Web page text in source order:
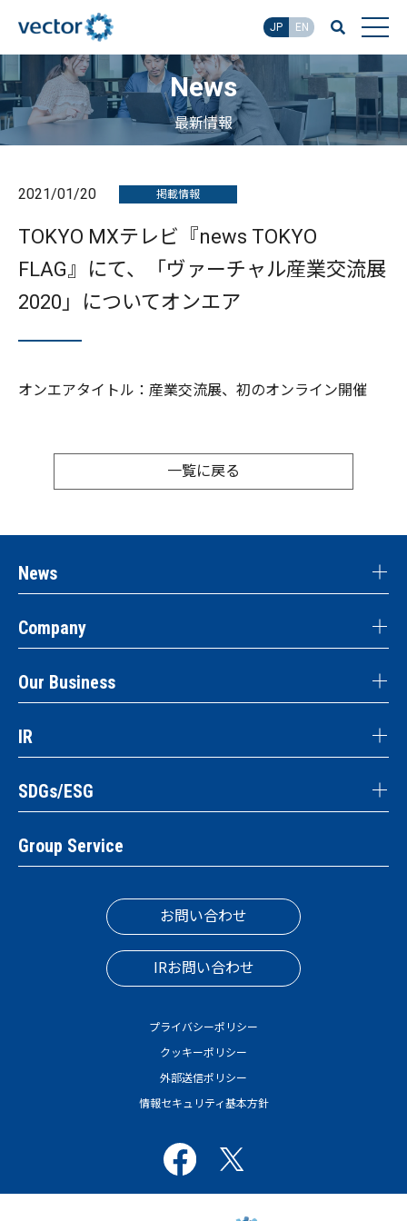
JP EN
News
最新情報
2021/01/20 掲載情報
TOKYO MXテレビ『news TOKYO
FLAG』にて、「ヴァーチャル産業交流展
2020」についてオンエア
オンエアタイトル：産業交流展、初のオンライン開催
一覧に戻る
News
Company
Our Business
IR
SDGs/ESG
Group Service
お問い合わせ
IRお問い合わせ
プライバシーポリシー
クッキーポリシー
外部送信ポリシー
情報セキュリティ基本方針